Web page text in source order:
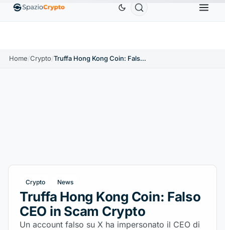
EthereumETH1.880,58 USD ↑1.90% TetherUSDT ↑0.00%
Home/Crypto/ Truffa Hong Kong Coin: Falso CEO in Scam Crypto
Crypto News
Truffa Hong Kong Coin: Falso
CEO in Scam Crypto
Un account falso su X ha impersonato il CEO di